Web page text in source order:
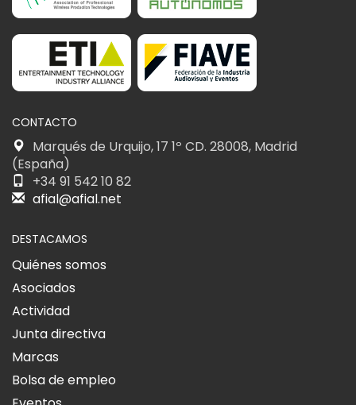
CONTACTO
Marqués de Urquijo, 17 1º CD. 28008, Madrid
(España)
+34 91 542 10 82
afial@afial.net
DESTACAMOS
Quiénes somos
Asociados
Actividad
Junta directiva
Marcas
Bolsa de empleo